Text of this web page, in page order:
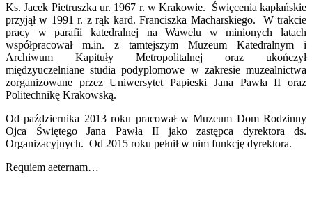
Ks. Jacek Pietruszka ur. 1967 r. w Krakowie. Święcenia kapłańskie
przyjął w 1991 r. z rąk kard. Franciszka Macharskiego. W trakcie
pracy w parafii katedralnej na Wawelu w minionych latach
współpracował m.in. z tamtejszym Muzeum Katedralnym i
Archiwum Kapituły Metropolitalnej oraz ukończył
międzyuczelniane studia podyplomowe w zakresie muzealnictwa
zorganizowane przez Uniwersytet Papieski Jana Pawła II oraz
Politechnikę Krakowską.
Od października 2013 roku pracował w Muzeum Dom Rodzinny
Ojca Świętego Jana Pawła II jako zastępca dyrektora ds.
Organizacyjnych. Od 2015 roku pełnił w nim funkcję dyrektora.
Requiem aeternam…